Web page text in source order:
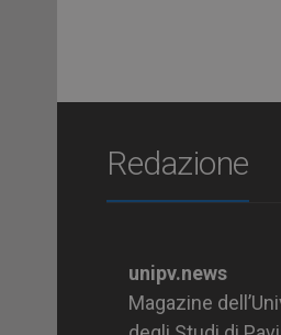
Redazione
unipv.news
Magazine